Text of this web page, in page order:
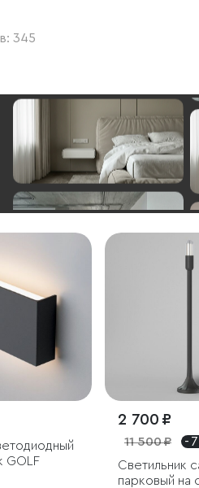
345
GOLF
2 700 ₽
11 500 ₽
-
Светильник
парковый на